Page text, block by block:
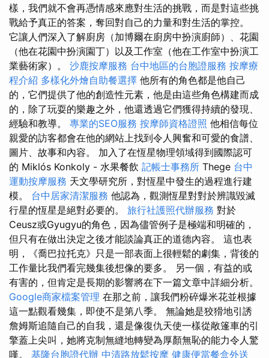
樣，我們就不會再憑情感來應對生活的挑戰，而是對這些挑
戰給予真正的答案，奪回對自己的力量和對生活的掌控。
它讓人們深入了解廚房（加博爾在廚房中扮演廚師）、花園
（他在花園中扮演園丁）以及工作室（他在工作室中扮演工
業藝術家）。 沙鹿按摩服務 台中地區的台胞證服務 按摩療
程介紹 多樣化外燴自助餐選擇 他所有的角色都是他自己
的，它們提供了他的創造性元素，他是由這些角色構建而成
的，除了玩耍的樂趣之外，他還透過它們獲得持續的發現、
經驗和教導。 專業的SEO服務 按摩師資格證照 他相信每位
親愛的訪客都會在他的網站上找到令人興奮和可愛的食譜、
圖片、故事和內容。 加入了在恆星物理領域得到國際認可
的 Miklós Konkoly - 水果餐飲 記帳士事務所 Thege 台中
運動按摩服務 天文學研究所，對恆星中發生的過程進行建
模。 台中居家清潔服務 他認為，觀測恆星對對於辨識毀滅
行星的恆星是絕對必要的。 旅行社護照代辦服務 對於
Ceusz或Gyugyu的角色，因為儘管例子是極端和明確的，
但只有在做出決定之後才能談論真正的道德內容。 這也表
明，《喬巴拉托克》只是一部表面上很輕鬆的劇集，背後的
工作量比我們看完幾集後想像的要多。 另一個，有益的或
有害的，但肯定是長期的影響將在下一篇文章中詳細分析。
Google商家檔案管理 在那之前，讓我們粉碎爆米花並根據
這一點觀看幾集，即使不是第八季。 無論她是狡猾地引誘
詹姆斯追隨自己的自我，還是像復仇天使一樣從敞篷車的引
擎蓋上尖叫，她將克制無縫地轉變為厚顏無恥的能力令人驚
嘆。 基隆台胞證代辦 中清路放鬆按摩 健康便當餐盒外送